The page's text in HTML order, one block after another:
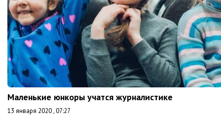
Маленькие юнкоры учатся журналистике
13 января 2020 , 07:27